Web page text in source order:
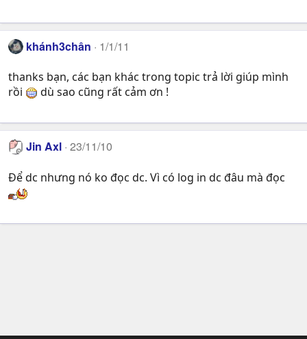
khánh3chân 1/1/11
thanks bạn, các bạn khác trong topic trả lời giúp mình
rồi
dù sao cũng rất cảm ơn !
Jin Axl 23/11/10
Để dc nhưng nó ko đọc dc. Vì có log in dc đâu mà đọc